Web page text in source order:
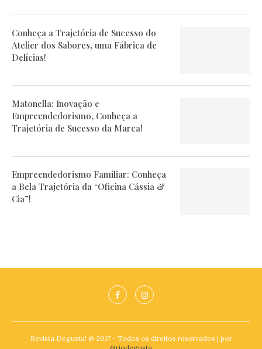
Conheça a Trajetória de Sucesso do
Atelier dos Sabores, uma Fábrica de
Delícias!
Matonella: Inovação e
Empreendedorismo, Conheça a
Trajetória de Sucesso da Marca!
Empreendedorismo Familiar: Conheça
a Bela Trajetória da “Oficina Cássia &
Cia”!
Revista Degusta! @ 2017 - Todos os direitos reservados | por